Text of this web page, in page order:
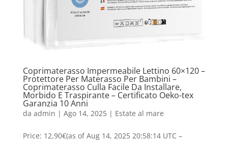
Coprimaterasso Impermeabile Lettino 60×120 –
Protettore Per Materasso Per Bambini –
Coprimaterasso Culla Facile Da Installare,
Morbido E Traspirante – Certificato Oeko-tex
Garanzia 10 Anni
da admin | Ago 14, 2025| Estate al mare
Price: 12,90€(as of Aug 14, 2025 20:58:14 UTC –